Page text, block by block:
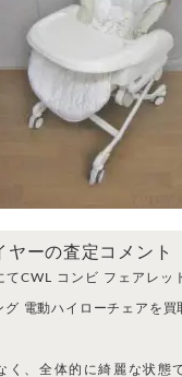
ヤーの査定コメント
てCWL コンビ フェアレッ
グ 電動ハイローチェアを買
く、全体的に綺麗な状態